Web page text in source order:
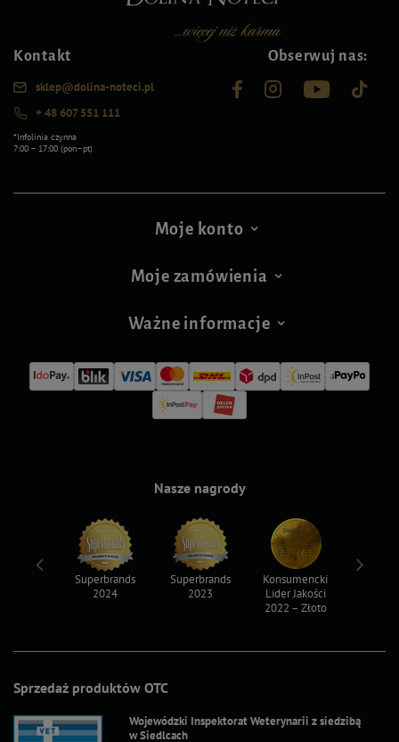
Kontakt
sklep@dolina-noteci.pl
+ 48 607 551 111
*Infolinia czynna
7:00 – 17:00 (pon–pt)
Obserwuj nas:
Moje konto
Moje zamówienia
Ważne informacje
Sprzedaż produktów OTC
Wojewódzki Inspektorat Weterynarii z siedzibą
w Siedlcach
Nasze nagrody
Superbrands
2024
Superbrands
2023
Konsumencki
Lider Jakości
2022 – Złoto